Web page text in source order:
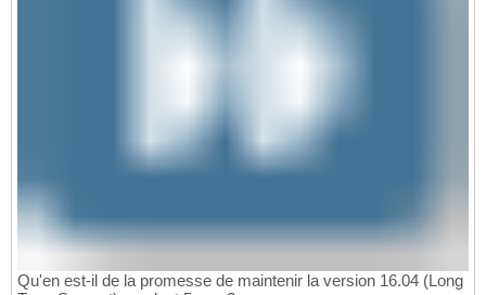
Qu'en est-il de la promesse de maintenir la version 16.04 (Long